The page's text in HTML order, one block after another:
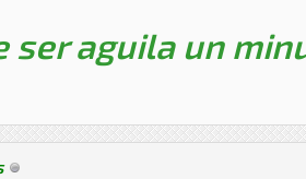
ser aguila un